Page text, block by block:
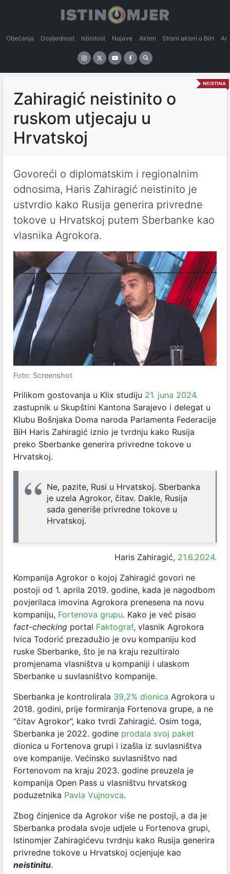
Obećanja Dosljednost Istinitost Najave Akteri Strani akteri o BiH
NEISTINA
Zahiragić neistinito o
ruskom utjecaju u
Hrvatskoj
Govoreći o diplomatskim i regionalnim
odnosima, Haris Zahiragić neistinito je
ustvrdio kako Rusija generira privredne
tokove u Hrvatskoj putem Sberbanke kao
vlasnika Agrokora.
Foto: Screenshot
Prilikom gostovanja u Klix studiju 21. juna 2024.
zastupnik u Skupštini Kantona Sarajevo i delegat u
Klubu Bošnjaka Doma naroda Parlamenta Federacije
BiH Haris Zahiragić iznio je tvrdnju kako Rusija
preko Sberbanke generira privredne tokove u
Hrvatskoj.
Ne, pazite, Rusi u Hrvatskoj. Sberbanka
je uzela Agrokor, čitav. Dakle, Rusija
sada generiše privredne tokove u
Hrvatskoj.
Haris Zahiragić, 21.6.2024.
Kompanija Agrokor o kojoj Zahiragić govori ne
postoji od 1. aprila 2019. godine, kada je nagodbom
povjerilaca imovina Agrokora prenesena na novu
kompaniju, Fortenova grupu. Kako je već pisao
fact-checking portal Faktograf, vlasnik Agrokora
Ivica Todorić prezadužio je ovu kompaniju kod
ruske Sberbanke, što je na kraju rezultiralo
promjenama vlasništva u kompaniji i ulaskom
Sberbanke u suvlasništvo kompanije.
Sberbanka je kontrolirala 39,2% dionica Agrokora u
2018. godini, prije formiranja Fortenova grupe, a ne
“čitav Agrokor”, kako tvrdi Zahiragić. Osim toga,
Sberbanka je 2022. godine prodala svoj paket
dionica u Fortenova grupi i izašla iz suvlasništva
ove kompanije. Većinsko suvlasništvo nad
Fortenovom na kraju 2023. godine preuzela je
kompanija Open Pass u vlasništvu hrvatskog
poduzetnika Pavla Vujnovca.
Zbog činjenice da Agrokor više ne postoji, a da je
Sberbanka prodala svoje udjele u Fortenova grupi,
Istinomjer Zahiragićevu tvrdnju kako Rusija generira
privredne tokove u Hrvatskoj ocjenjuje kao
neistinitu.